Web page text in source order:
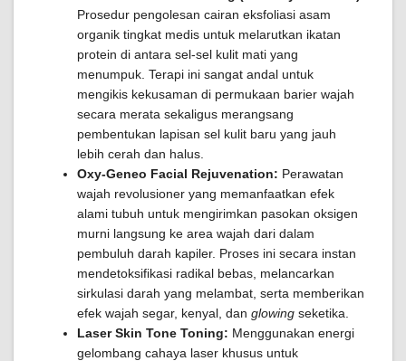
Prosedur pengolesan cairan eksfoliasi asam
organik tingkat medis untuk melarutkan ikatan
protein di antara sel-sel kulit mati yang
menumpuk. Terapi ini sangat andal untuk
mengikis kekusaman di permukaan barier wajah
secara merata sekaligus merangsang
pembentukan lapisan sel kulit baru yang jauh
lebih cerah dan halus.
Oxy-Geneo Facial Rejuvenation: Perawatan
wajah revolusioner yang memanfaatkan efek
alami tubuh untuk mengirimkan pasokan oksigen
murni langsung ke area wajah dari dalam
pembuluh darah kapiler. Proses ini secara instan
mendetoksifikasi radikal bebas, melancarkan
sirkulasi darah yang melambat, serta memberikan
efek wajah segar, kenyal, dan glowing seketika.
Laser Skin Tone Toning: Menggunakan energi
gelombang cahaya laser khusus untuk